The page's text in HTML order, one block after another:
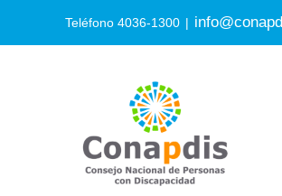
Teléfono 4036-1300 |